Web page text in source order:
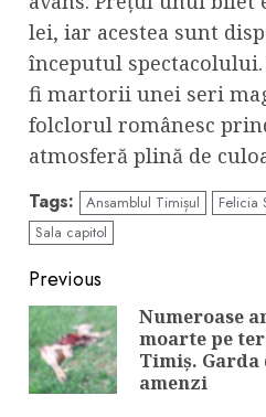
lei, iar acestea sunt
începutul spectacolului.
fi martorii unei seri
folclorul românesc
atmosferă plină de
Tags: Ansamblul Timișul Felicia
Sala capitol
Continue
Reading
Previous
Numeroase
moarte pe
Timiș. Garda
amenzi